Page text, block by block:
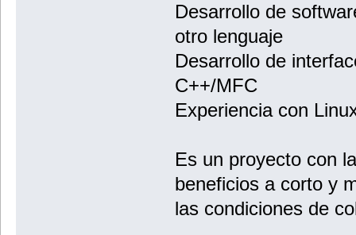
Desarrollo de
otro lenguaje
Desarrollo de
C++/MFC
Experiencia con
Es un proyecto con
beneficios a corto y
las condiciones de